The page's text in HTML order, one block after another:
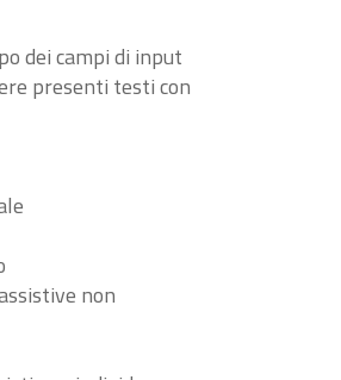
dei campi di input
presenti testi con
non